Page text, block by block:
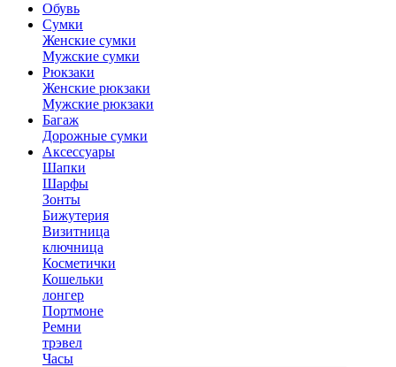
Обувь
Сумки
Женские сумки
Мужские сумки
Рюкзаки
Женские рюкзаки
Мужские рюкзаки
Багаж
Дорожные сумки
Аксессуары
Шапки
Шарфы
Зонты
Бижутерия
Визитница
ключница
Косметички
Кошельки
лонгер
Портмоне
Ремни
трэвел
Часы